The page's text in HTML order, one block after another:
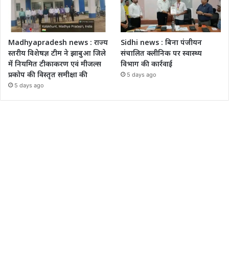
Madhyapradesh news : राज्य
स्तरीय विशेषज्ञ टीम ने झाबुआ जिले
में नियमित टीकाकरण एवं मीजल्स
प्रकोप की विस्तृत समीक्षा की
5 days ago
Sidhi news : बिना पंजीयन
संचालित क्लीनिक पर स्वास्थ्य
विभाग की कार्रवाई
5 days ago